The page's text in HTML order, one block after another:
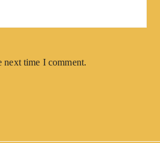
next time I comment.